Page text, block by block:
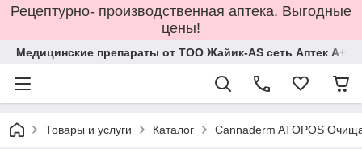
Рецептурно- производственная аптека. Выгодные
цены!
Медицинские препараты от ТОО Жайик-AS сеть Аптек А+
Товары и услуги Каталог Cannaderm ATOPOS